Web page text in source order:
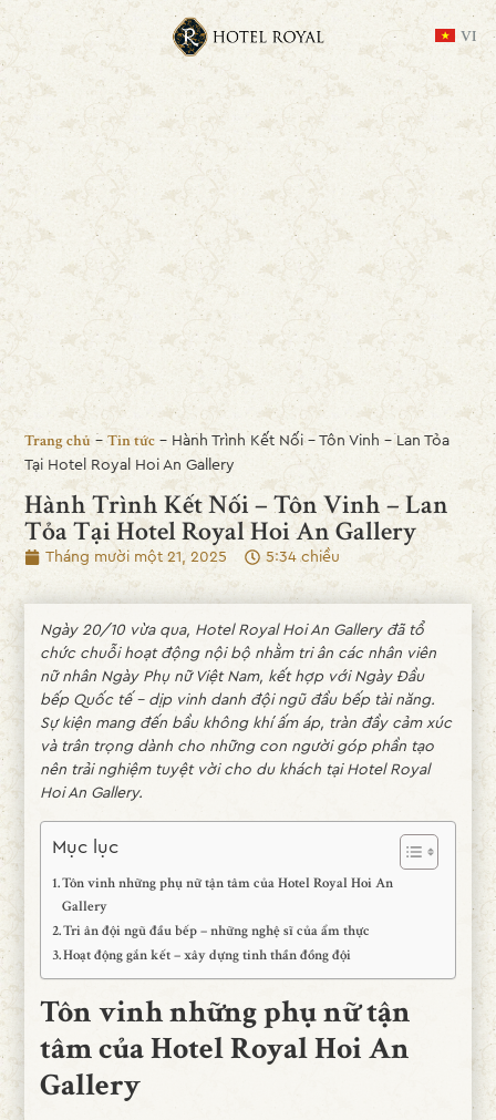
VI
Trang chủ -Tin tức - Hành Trình Kết Nối – Tôn Vinh – Lan Tỏa
Tại Hotel Royal Hoi An Gallery
Hành Trình Kết Nối – Tôn Vinh – Lan
Tỏa Tại Hotel Royal Hoi An Gallery
Tháng mười một 21, 2025 5:34 chiều
Ngày 20/10 vừa qua, Hotel Royal Hoi An Gallery đã tổ
chức chuỗi hoạt động nội bộ nhằm tri ân các nhân viên
nữ nhân Ngày Phụ nữ Việt Nam, kết hợp với Ngày Đầu
bếp Quốc tế – dịp vinh danh đội ngũ đầu bếp tài năng.
Sự kiện mang đến bầu không khí ấm áp, tràn đầy cảm xúc
và trân trọng dành cho những con người góp phần tạo
nên trải nghiệm tuyệt vời cho du khách tại Hotel Royal
Hoi An Gallery.
Mục lục
Tôn vinh những phụ nữ tận tâm của Hotel Royal Hoi An
Gallery
Tri ân đội ngũ đầu bếp – những nghệ sĩ của ẩm thực
Hoạt động gắn kết – xây dựng tinh thần đồng đội
Tôn vinh những phụ nữ tận
tâm của Hotel Royal Hoi An
Gallery